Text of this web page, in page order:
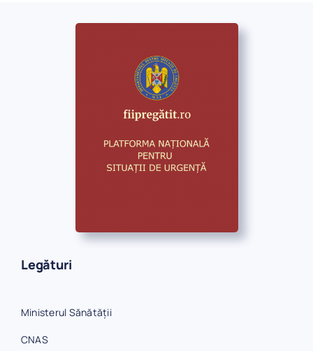
Legături
Ministerul Sănătății
CNAS